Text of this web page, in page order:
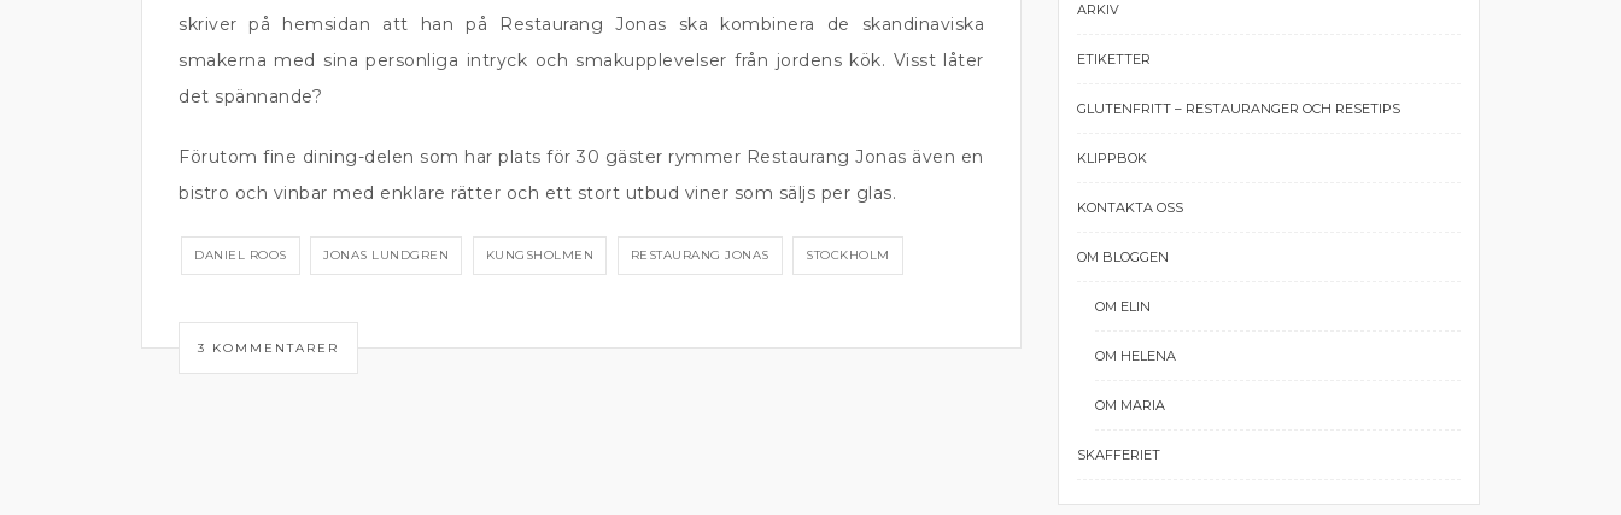
skriver på hemsidan att han på Restaurang Jonas ska kombinera de skandinaviska
smakerna med sina personliga intryck och smakupplevelser från jordens kök. Visst låter
det spännande?
Förutom fine dining-delen som har plats för 30 gäster rymmer Restaurang Jonas även en
bistro och vinbar med enklare rätter och ett stort utbud viner som säljs per glas.
DANIEL ROOS JONAS LUNDGREN KUNGSHOLMEN RESTAURANG JONAS STOCKHOLM
3 KOMMENTARER
ARKIV
ETIKETTER
GLUTENFRITT – RESTAURANGER OCH RESETIPS
KLIPPBOK
KONTAKTA OSS
OM BLOGGEN
OM ELIN
OM HELENA
OM MARIA
SKAFFERIET